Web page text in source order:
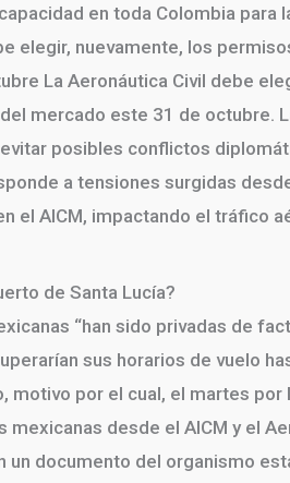
en toda Colombia
elegir, nuevamente, los
La Aeronáutica Civil debe
mercado este 31 de octubre.
posibles conflictos
a tensiones surgidas
el AICM, impactando el tráfico
de Santa Lucía?
“han sido privadas de
sus horarios de vuelo
motivo por el cual, el martes
desde el AICM y el
un documento del organismo